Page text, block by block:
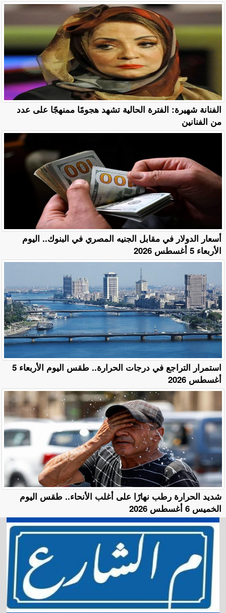
الفنانة شهيرة: الفترة الحالية تشهد هجومًا ممنهجًا على عدد
من الفنانين
أسعار الدولار في مقابل الجنيه المصري في البنوك.. اليوم
الأربعاء 5 أغسطس 2026
استمرار التراجع في درجات الحرارة.. طقس اليوم الأربعاء 5
أغسطس 2026
​شديد الحرارة رطب نهارًا على أغلب الأنحاء.. طقس اليوم
الخميس 6 أغسطس 2026